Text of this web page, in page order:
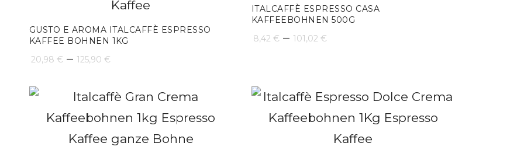
GUSTO E AROMA ITALCAFFÈ ESPRESSO
KAFFEE BOHNEN 1KG
20,98 € – 125,90 €Preisspanne:
bis
125,90 €
ITALCAFFÈ ESPRESSO CASA
KAFFEEBOHNEN 500G
8,42 € – 101,02 €Preisspanne:
101,02 €